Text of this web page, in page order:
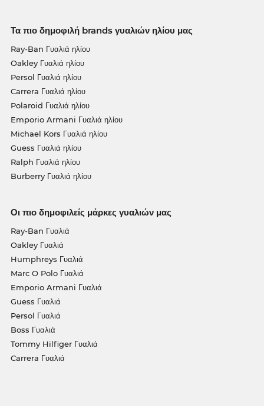
Τα πιο δημοφιλή brands γυαλιών ηλίου μας
Ray-Ban Γυαλιά ηλίου
Oakley Γυαλιά ηλίου
Persol Γυαλιά ηλίου
Carrera Γυαλιά ηλίου
Polaroid Γυαλιά ηλίου
Emporio Armani Γυαλιά ηλίου
Michael Kors Γυαλιά ηλίου
Guess Γυαλιά ηλίου
Ralph Γυαλιά ηλίου
Burberry Γυαλιά ηλίου
Οι πιο δημοφιλείς μάρκες γυαλιών μας
Ray-Ban Γυαλιά
Oakley Γυαλιά
Humphreys Γυαλιά
Marc O Polo Γυαλιά
Emporio Armani Γυαλιά
Guess Γυαλιά
Persol Γυαλιά
Boss Γυαλιά
Tommy Hilfiger Γυαλιά
Carrera Γυαλιά